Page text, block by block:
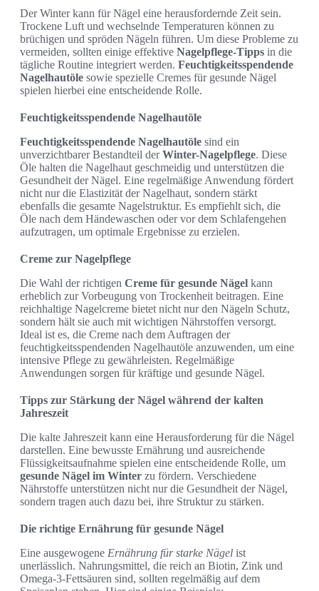
Der Winter kann für Nägel eine herausfordernde Zeit sein.
Trockene Luft und wechselnde Temperaturen können zu
brüchigen und spröden Nägeln führen. Um diese Probleme zu
vermeiden, sollten einige effektive Nagelpflege-Tipps in die
tägliche Routine integriert werden. Feuchtigkeitsspendende
Nagelhautöle sowie spezielle Cremes für gesunde Nägel
spielen hierbei eine entscheidende Rolle.
Feuchtigkeitsspendende Nagelhautöle
Feuchtigkeitsspendende Nagelhautöle sind ein
unverzichtbarer Bestandteil derWinter-Nagelpflege. Diese
Öle halten die Nagelhaut geschmeidig und unterstützen die
Gesundheit der Nägel. Eine regelmäßige Anwendung fördert
nicht nur die Elastizität der Nagelhaut, sondern stärkt
ebenfalls die gesamte Nagelstruktur. Es empfiehlt sich, die
Öle nach dem Händewaschen oder vor dem Schlafengehen
aufzutragen, um optimale Ergebnisse zu erzielen.
Creme zur Nagelpflege
Die Wahl der richtigen Creme für gesunde Nägel kann
erheblich zur Vorbeugung von Trockenheit beitragen. Eine
reichhaltige Nagelcreme bietet nicht nur den Nägeln Schutz,
sondern hält sie auch mit wichtigen Nährstoffen versorgt.
Ideal ist es, die Creme nach dem Auftragen der
feuchtigkeitsspendenden Nagelhautöle anzuwenden, um eine
intensive Pflege zu gewährleisten. Regelmäßige
Anwendungen sorgen für kräftige und gesunde Nägel.
Tipps zur Stärkung der Nägel während der kalten
Jahreszeit
Die kalte Jahreszeit kann eine Herausforderung für die Nägel
darstellen. Eine bewusste Ernährung und ausreichende
Flüssigkeitsaufnahme spielen eine entscheidende Rolle, um
gesunde Nägel im Winter zu fördern. Verschiedene
Nährstoffe unterstützen nicht nur die Gesundheit der Nägel,
sondern tragen auch dazu bei, ihre Struktur zu stärken.
Die richtige Ernährung für gesunde Nägel
Eine ausgewogene Ernährung für starke Nägel ist
unerlässlich. Nahrungsmittel, die reich an Biotin, Zink und
Omega-3-Fettsäuren sind, sollten regelmäßig auf dem